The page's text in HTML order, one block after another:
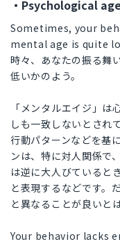
・Psychological
Sometimes, your
mental age is quite
時々、あなたの振る舞
低いかのよう。
「メンタルエイジ」
しも一致しないとされ
行動パターンなどを基
ンは、特に対人関係で
は逆に大人びていると
と表現するなどです。
と異なることが良いと
Your behavior lacks